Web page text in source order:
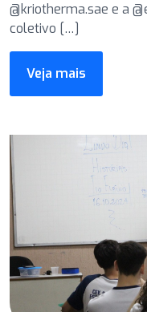
@kriotherma.sae e a
coletivo […]
Veja mais